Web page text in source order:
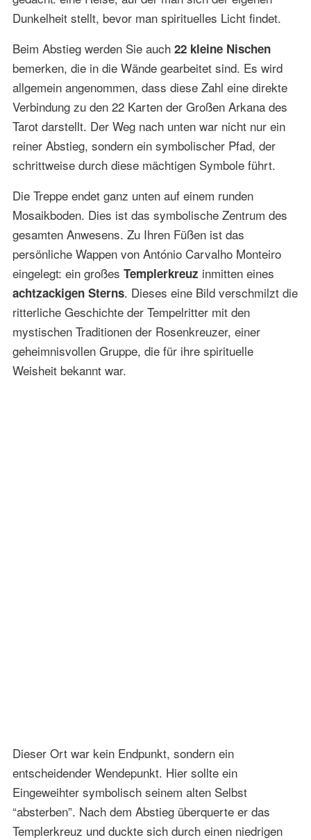
Dunkelheit stellt, bevor man spirituelles Licht findet.
Beim Abstieg werden Sie auch 22 kleine Nischen
bemerken, die in die Wände gearbeitet sind. Es wird
allgemein angenommen, dass diese Zahl eine direkte
Verbindung zu den 22 Karten der Großen Arkana des
Tarot darstellt. Der Weg nach unten war nicht nur ein
reiner Abstieg, sondern ein symbolischer Pfad, der
schrittweise durch diese mächtigen Symbole führt.
Die Treppe endet ganz unten auf einem runden
Mosaikboden. Dies ist das symbolische Zentrum des
gesamten Anwesens. Zu Ihren Füßen ist das
persönliche Wappen von António Carvalho Monteiro
eingelegt: ein großes Templerkreuz inmitten eines
achtzackigen Sterns. Dieses eine Bild verschmilzt die
ritterliche Geschichte der Tempelritter mit den
mystischen Traditionen der Rosenkreuzer, einer
geheimnisvollen Gruppe, die für ihre spirituelle
Weisheit bekannt war.
Dieser Ort war kein Endpunkt, sondern ein
entscheidender Wendepunkt. Hier sollte ein
Eingeweihter symbolisch seinem alten Selbst
“absterben”. Nach dem Abstieg überquerte er das
Templerkreuz und duckte sich durch einen niedrigen